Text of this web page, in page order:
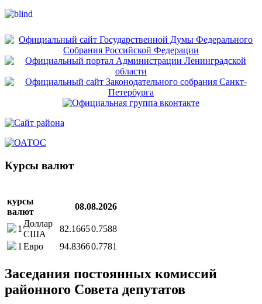
Курсы валют
курсы
валют
08.08.2026
1
Доллар
США
82.16650.7588
1 Евро 94.83660.7781
Заседания постоянных комиссий
районного Совета депутатов